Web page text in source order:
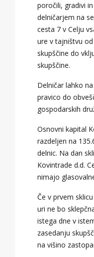
poročili, gradivi
delničarjem na
cesta 7 v Celju
ure v tajništvu
skupščine do
skupščine.
Delničar lahko
pravico do
gospodarskih
Osnovni kapital
razdeljen na
delnic. Na dan
Kovintrade d.d.
nimajo
Če v prvem
uri ne bo
istega dne v
zasedanju
na višino